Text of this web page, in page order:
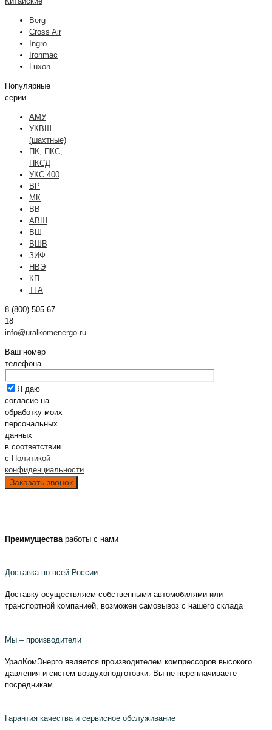
Berg
Cross Air
Ingro
Ironmac
Luxon
Популярные
серии
АМУ
УКВШ
(шахтные)
ПК, ПКС,
ПКСД
УКС 400
ВР
МК
ВВ
АВШ
ВШ
ВШВ
ЗИФ
НВЭ
КП
ТГА
8 (800) 505-67-
18
info@uralkomenergo.ru
Ваш номер
телефона
Я даю
согласие на
обработку моих
персональных
данных
в соответствии
с Политикой
конфиденциальности
Преимущества работы с нами
Доставка по всей России
Доставку осуществляем собственными автомобилями или
транспортной компанией, возможен самовывоз с нашего склада
Мы – производители
УралКомЭнерго является производителем компрессоров высокого
давления и систем воздухоподготовки. Вы не переплачиваете
посредникам.
Гарантия качества и сервисное обслуживание